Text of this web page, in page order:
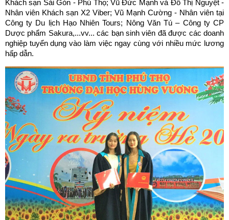
Khách sạn Sài Gòn - Phú Thọ; Vũ Đức Mạnh và Đỗ Thị Nguyệt -
Nhân viên Khách sạn X2 Viber; Vũ Mạnh Cường - Nhân viên tại
Công ty Du lịch Hạo Nhiên Tours; Nông Văn Tú – Công ty CP
Dược phẩm Sakura,...vv... các bạn sinh viên đã được các doanh
nghiệp tuyển dụng vào làm việc ngay cùng với nhiều mức lương
hấp dẫn.